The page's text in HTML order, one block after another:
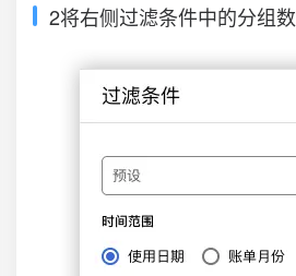
2将右侧过滤条件中的分组